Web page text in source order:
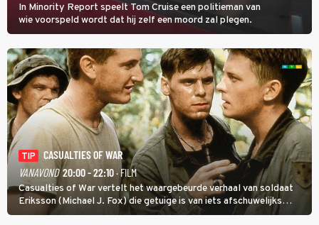
In Minority Report speelt Tom Cruise een politieman van
wie voorspeld wordt dat hij zelf een moord zal plegen.
TIP
CASUALTIES OF WAR
VANAVOND 20:00 - 22:10· FILM
Casualties of War vertelt het waargebeurde verhaal van soldaat
Eriksson (Michael J. Fox) die getuige is van iets afschuwelijks
tijdens de Vietnamoorlog. Hij besluit uit de school te klappen.